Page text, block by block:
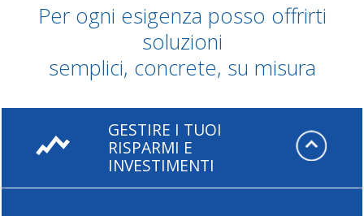
Per ogni esigenza posso offrirti
soluzioni
semplici, concrete, su misura
GESTIRE I TUOI
RISPARMI E
INVESTIMENTI